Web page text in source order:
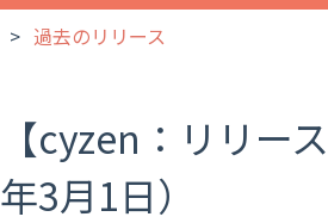
過去のリリース
【cyzen：リリー
年3月1日）